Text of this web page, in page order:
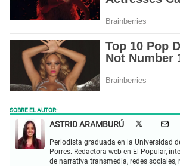
SOBRE EL AUTOR:
ASTRID ARAMBURÚ
Periodista graduada en la Universidad
Porres. Redactora web en El Popular,
de narrativa transmedia, redes sociales,